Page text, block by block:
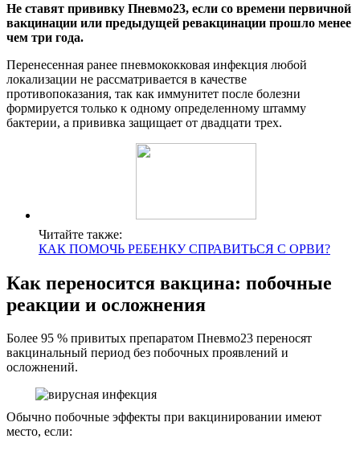
Не ставят прививку Пневмо23, если со времени первичной
вакцинации или предыдущей ревакцинации прошло менее
чем три года.
Перенесенная ранее пневмококковая инфекция любой
локализации не рассматривается в качестве
противопоказания, так как иммунитет после болезни
формируется только к одному определенному штамму
бактерии, а прививка защищает от двадцати трех.
Читайте также:
КАК ПОМОЧЬ РЕБЕНКУ СПРАВИТЬСЯ С ОРВИ?
Как переносится вакцина: побочные
реакции и осложнения
Более 95 % привитых препаратом Пневмо23 переносят
вакцинальный период без побочных проявлений и
осложнений.
Обычно побочные эффекты при вакцинировании имеют
место, если: